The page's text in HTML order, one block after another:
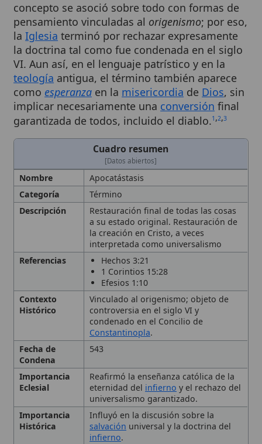
la doctrina tal como fue condenada en el siglo
VI. Aun así, en el lenguaje patrístico y en la
teologíaantigua, el término también aparece
comoesperanza en lamisericordiadeDios , sin
implicar necesariamente unaconversiónfinal
garantizada de todos, incluido el diablo.1 2,3
Cuadro resumen
[Datos abiertos]
Nombre
Término
Restauración final de todas las cosas
a su estado original. Restauración de
la creación en Cristo, a veces
interpretada como universalismo
Referencias
Hechos 3:21
1 Corintios 15:28
Efesios 1:10
Histórico
Vinculado al origenismo; objeto de
controversia en el siglo VI y
condenado en el Concilio de
Constantinopla.
Condena
543
Importancia
Reafirmó la enseñanza católica de la
eternidad delinfiernoy el rechazo del
universalismo garantizado.
Importancia
Histórica
Influyó en la discusión sobre la
infierno.
Lugar de
Condena
Constantinopla
Personas
relacionadas
Concilio de Constantinopla
Orígenes
san Gregoriode Nisa
Término teológico